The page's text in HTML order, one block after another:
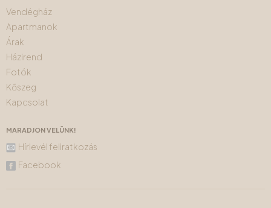
Vendégház
Apartmanok
Árak
Házirend
Fotók
Kőszeg
Kapcsolat
MARADJON VELÜNK!
Hírlevél feliratkozás
Facebook